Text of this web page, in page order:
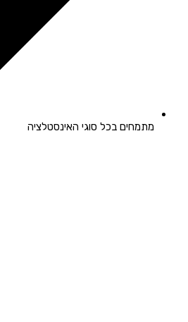
מתמחים בכל סוגי האינסטלציה